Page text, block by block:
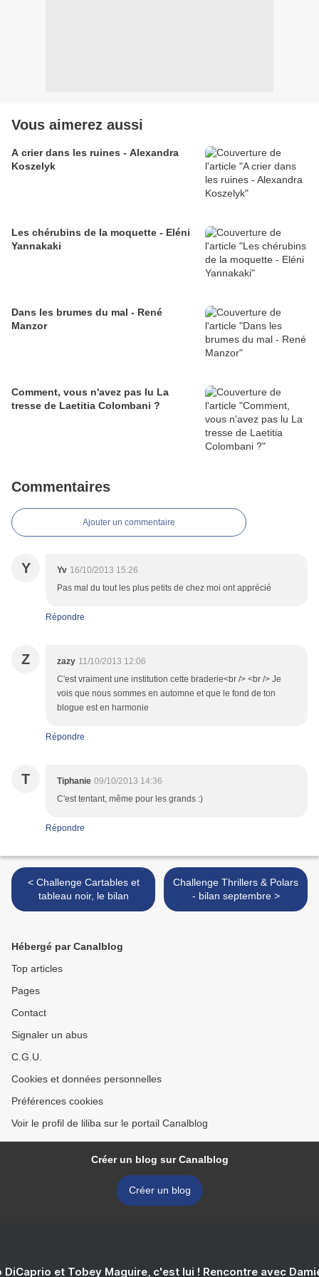
Vous aimerez aussi
A crier dans les ruines - Alexandra
Koszelyk
Les chérubins de la moquette - Eléni
Yannakaki
Dans les brumes du mal - René
Manzor
Comment, vous n'avez pas lu La
tresse de Laetitia Colombani ?
Commentaires
Ajouter un commentaire
Y Yv 16/10/2013 15:26
Pas mal du tout les plus petits de chez moi ont apprécié
Répondre
Z zazy 11/10/2013 12:06
C'est vraiment une institution cette braderie<br /> <br /> Je
vois que nous sommes en automne et que le fond de ton
blogue est en harmonie
Répondre
T Tiphanie 09/10/2013 14:36
C'est tentant, même pour les grands :)
Répondre
< Challenge Cartables et
tableau noir, le bilan
Challenge Thrillers & Polars
- bilan septembre >
Hébergé par Canalblog
Top articles
Pages
Contact
Signaler un abus
C.G.U.
Cookies et données personnelles
Préférences cookies
Voir le profil de liliba sur le portail Canalblog
Créer un blog sur Canalblog
Créer un blog
DiCaprio et Tobey Maguire, c'est lui ! Rencontre avec